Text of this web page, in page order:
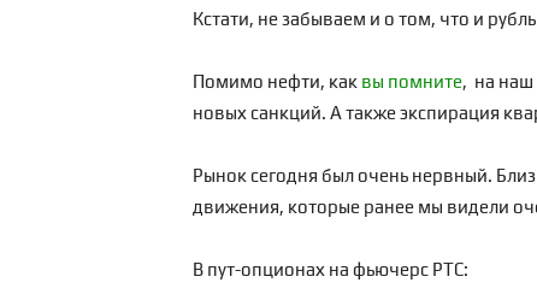
Кстати, не забываем и о том, что и
Помимо нефти, как вы помните, на наш
новых санкций. А также экспирация
Рынок сегодня был очень нервный.
движения, которые ранее мы видели
В пут-опционах на фьючерс РТС: